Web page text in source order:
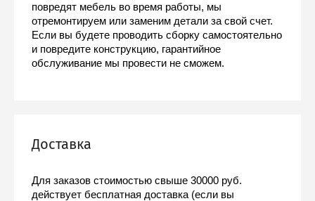
повредят мебель во время работы, мы
отремонтируем или заменим детали за свой счет.
Если вы будете проводить сборку самостоятельно
и повредите конструкцию, гарантийное
обслуживание мы провести не сможем.
Доставка
Для заказов стоимостью свыше 30000 руб.
действует бесплатная доставка (если вы